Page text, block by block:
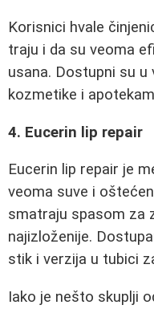
Korisnici hvale
traju i da su veoma
usana. Dostupni su
kozmetike i
4. Eucerin lip repair
Eucerin lip repair je
veoma suve i
smatraju spasom za
najizloženije.
stik i verzija u tubici
Iako je nešto skuplji